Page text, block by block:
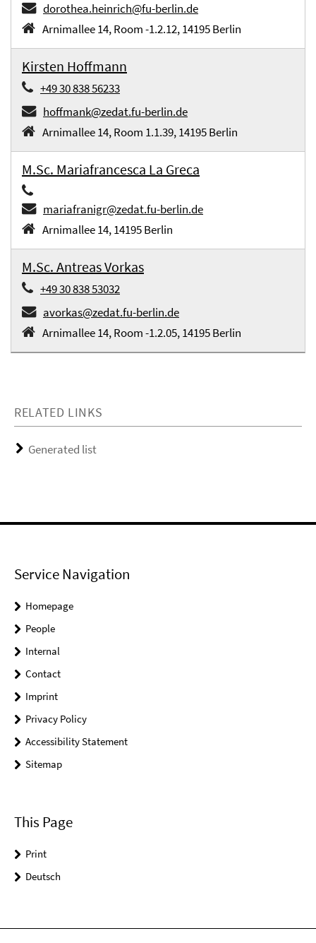
dorothea.heinrich@fu-berlin.de
Arnimallee 14, Room -1.2.12, 14195 Berlin
Kirsten Hoffmann
+49 30 838 56233
hoffmank@zedat.fu-berlin.de
Arnimallee 14, Room 1.1.39, 14195 Berlin
M.Sc. Mariafrancesca La Greca
mariafranigr@zedat.fu-berlin.de
Arnimallee 14, 14195 Berlin
M.Sc. Antreas Vorkas
+49 30 838 53032
avorkas@zedat.fu-berlin.de
Arnimallee 14, Room -1.2.05, 14195 Berlin
RELATED LINKS
Generated list
Service Navigation
Homepage
People
Internal
Contact
Imprint
Privacy Policy
Accessibility Statement
Sitemap
This Page
Print
Deutsch